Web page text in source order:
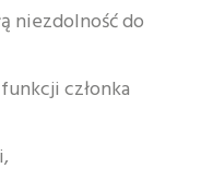
niezdolność do
członka